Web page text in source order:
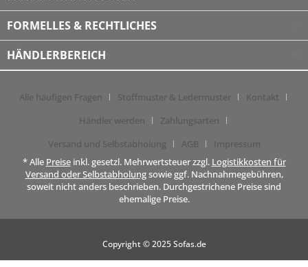
FORMELLES & RECHTLICHES
HÄNDLERBEREICH
Alle häufigen Fragen Stoffmuster & Ledermuster
Kontakt
Händler werden
Zahlungsarten
Versand und Selbstabholung
AGB
Impressum
* Alle Preiseinkl. gesetzl. Mehrwertsteuer zzgl. Logistikkosten für
Versand oder Selbstabholungsowie ggf. Nachnahmegebühren,
soweit nicht anders beschrieben. Durchgestrichene Preise sind
ehemalige Preise.
Copyright © 2025 Sofas.de